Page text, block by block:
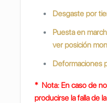
Desgaste por
Puesta en
ver posición
Deformaciones
* Nota: En caso de
producirse la falla de